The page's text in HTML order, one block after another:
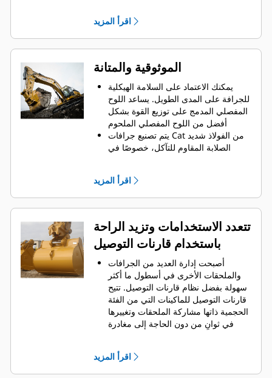
عدم سحب الجزء السفلي من الجرافة،
يزيد استهلاك الوقود إلى الحد الأقصى
أثناء الحفر. تم تصميم جرافات Cat بحيث
تخترق المواد بمنتهى السرعة لتحسين
تحميل كمية أكبر من المواد في أقل وقت
ممكن. يساعد شكل الجرافة والقضبان
الجانبية على الاحتفاظ بمعظم المواد في
الجرافة لكل حمولة.
اقرأ المزيد
الموثوقية والمتانة
يمكنك الاعتماد على السلامة الهيكلية
للجرافة على المدى الطويل. يساعد اللوح
المفصلي المدمج على توزيع القوة بشكل
أفضل من اللوح المفصلي الملحوم
يتم تصنيع جرافات Cat من الفولاذ شديد
الصلابة المقاوم للتآكل، خصوصًا في
يمكنك حماية أهم المناطق التي تتعرض
للتآكل المفرط في الجرافة باستخدام
أدوات التعشيق الأرضية (GET) من Cat
يمكنك تحقيق إنتاج أعلى في التطبيقات
عالية المتطلبات، واختراق الأكوام بشكل
أسهل، وإنجاز دورات العمل في أوقات
أسرع باستخدام نظام أدوات التعشيق
الأرضية Cat
Advansys
يمكنك تركيب الأطراف وإزالتها بشكل
أسرع من ذي قبل باستخدام نظام أدوات
التعشيق الأرضية (GET) عديم المطرقة
Advansys
تحقق من التثبيت الآمن للأطراف
والمهايئات، مع استخدام الأدوات
CapSure
اقرأ المزيد
تتعدد الاستخدامات وتزيد الراحة
باستخدام قارنات التوصيل
أصبحت إدارة العديد من الجرافات
والملحقات الأخرى في أسطول ما أكثر
سهولة بفضل نظام قارنات التوصيل. ‏‫تتيح
قارنات التوصيل للماكينات التي من الفئة
الحجمية ذاتها مشاركة الملحقات وتغييرها
في ثوانٍ من دون الحاجة إلى مغادرة
كما أن الجرافات التي يمكن تثبيتها
مباشرة بالماكينة بمسامير تتوافق مع
قارنات التوصيل ذات مسمار الإمساك من
اقرأ المزيد